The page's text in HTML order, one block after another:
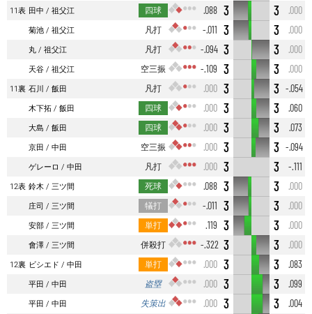
11表 田中 祖父江 四球 .088 3 3
.000
菊池
祖父江 凡打 -.011 3 3
.000
丸
祖父江 凡打 -.094 3 3
.000
天谷
祖父江 空三振 -.109 3 3
.000
11裏 石川 飯田 凡打 .000 3 3 -.054
木下拓
飯田 四球 .000 3 3
.060
大島
飯田 四球 .000 3 3
.073
京田
中田 空三振 .000 3 3 -.094
ゲレーロ
中田 凡打 .000 3 3
-.111
12表 鈴木 三ツ間 死球 .088 3 3
.000
庄司
三ツ間 犠打 -.011 3 3
.000
安部
三ツ間 単打 .119 3 3
.000
會澤
三ツ間 併殺打 -.322 3 3
.000
12裏 ビシエド 中田 単打 .000 3 3
.083
平田
中田 盗塁 .000 3 3
.099
平田
中田 失策出 .000 3 3
.004